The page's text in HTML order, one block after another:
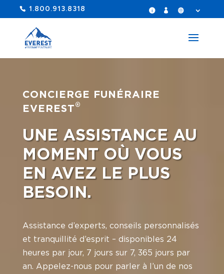
1.800.913.8318
CONCIERGE FUNÉRAIRE
EVEREST ®
UNE ASSISTANCE AU
MOMENT OÙ VOUS
EN AVEZ LE PLUS
BESOIN.
Assistance d’experts, conseils personnalisés
et tranquillité d’esprit – disponibles 24
heures par jour, 7 jours sur 7, 365 jours par
an. Appelez-nous pour parler à l’un de nos